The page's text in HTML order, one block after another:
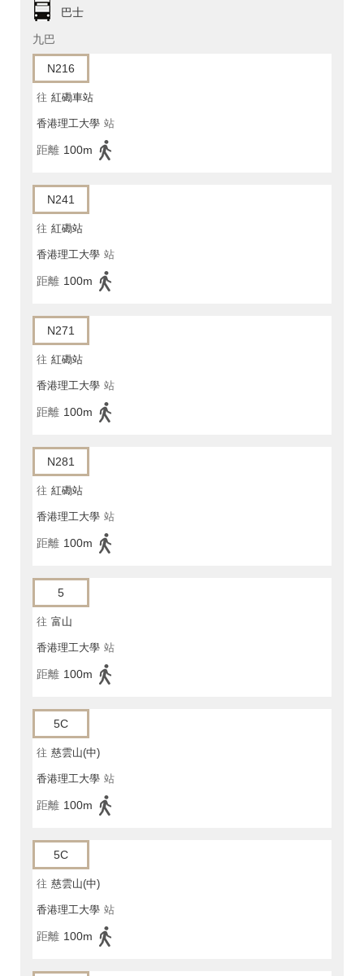
巴士
九巴
N216
往 紅磡車站
香港理工大學 站
距離 100m
N241
往 紅磡站
香港理工大學 站
距離 100m
N271
往 紅磡站
香港理工大學 站
距離 100m
N281
往 紅磡站
香港理工大學 站
距離 100m
5
往 富山
香港理工大學 站
距離 100m
5C
往 慈雲山(中)
香港理工大學 站
距離 100m
5C
往 慈雲山(中)
香港理工大學 站
距離 100m